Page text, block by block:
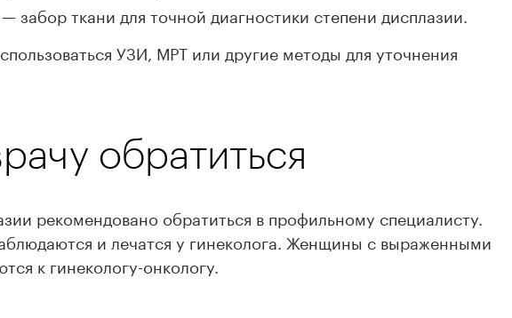
забор ткани для точной диагностики степени дисплазии.
УЗИ, МРТ или другие методы для уточнения
обратиться
рекомендовано обратиться в профильному специалисту.
и лечатся у гинеколога. Женщины с выраженными
к гинекологу-онкологу.